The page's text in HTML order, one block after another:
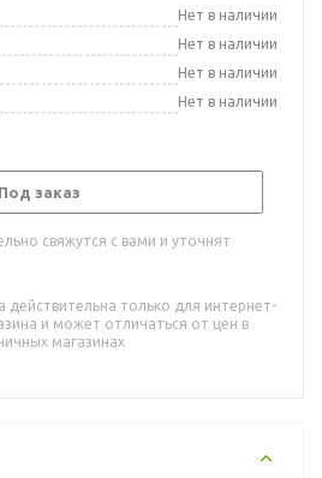
Нет в наличии
Нет в наличии
Нет в наличии
Нет в наличии
Под заказ
свяжутся с вами и уточнят
действительна только для интернет-
и может отличаться от цен в
магазинах